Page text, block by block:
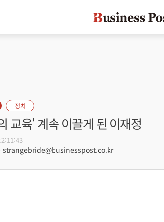
정치
교육' 계속 이끌게 된 이재정
- strangebride@businesspost.co.kr